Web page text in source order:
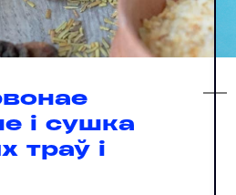
і сушка
траў і